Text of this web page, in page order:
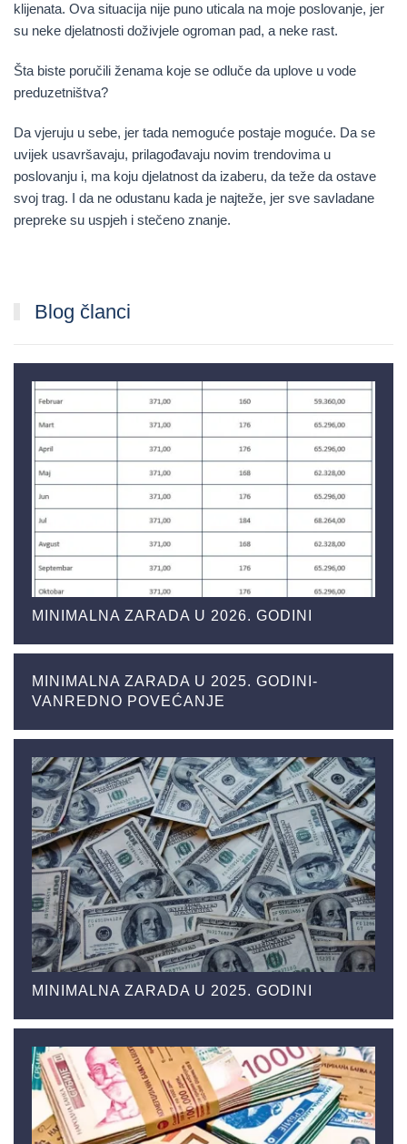
klijenata. Ova situacija nije puno uticala na moje poslovanje, jer
su neke djelatnosti doživjele ogroman pad, a neke rast.
Šta biste poručili ženama koje se odluče da uplove u vode
preduzetništva?
Da vjeruju u sebe, jer tada nemoguće postaje moguće. Da se
uvijek usavršavaju, prilagođavaju novim trendovima u
poslovanju i, ma koju djelatnost da izaberu, da teže da ostave
svoj trag. I da ne odustanu kada je najteže, jer sve savladane
prepreke su uspjeh i stečeno znanje.
Blog članci
MINIMALNA ZARADA U 2026. GODINI
MINIMALNA ZARADA U 2025. GODINI-
VANREDNO POVEĆANJE
MINIMALNA ZARADA U 2025. GODINI